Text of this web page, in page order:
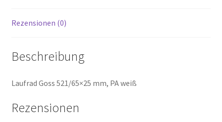
Rezensionen (0)
Beschreibung
Laufrad Goss 521/65×25 mm, PA weiß
Rezensionen